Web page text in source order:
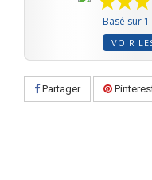
Basé sur
VOIR
Partager